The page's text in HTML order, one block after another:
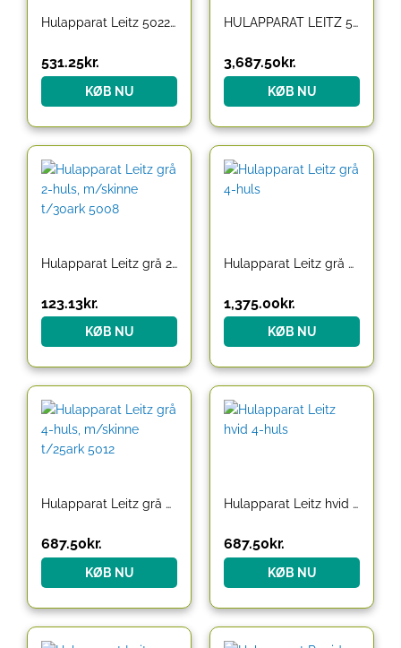
Hulapparat Leitz 5022 4-huls
531.25kr.
KØB NU
HULAPPARAT LEITZ 5182
3,687.50kr.
KØB NU
Hulapparat Leitz grå 2-huls, m/skinne t/30ark 5008
123.13kr.
KØB NU
Hulapparat Leitz grå 4-huls
1,375.00kr.
KØB NU
Hulapparat Leitz grå 4-huls, m/skinne t/25ark 5012
687.50kr.
KØB NU
Hulapparat Leitz hvid 4-huls
687.50kr.
KØB NU